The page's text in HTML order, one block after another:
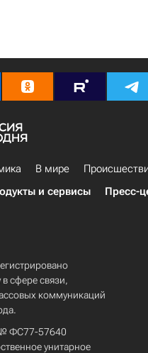
В мире
и сервисы Пресс-
сфере связи,
коммуникаций
№ ФС77-57640
унитарное